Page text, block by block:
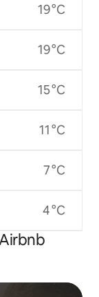
19 °C
19 °C
15 °C
11 °C
7 °C
4 °C